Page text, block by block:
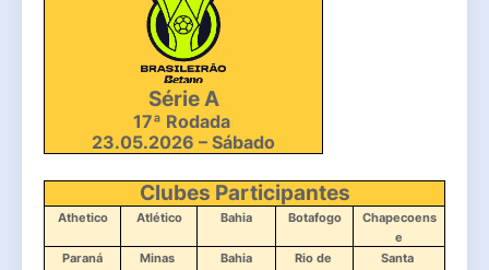
Série A
17ª Rodada
23.05.2026 – Sábado
Clubes Participantes
Athetico Atlético Bahia Botafogo
Chapecoens
e
Paraná
Minas
Bahia
Rio de
Santa